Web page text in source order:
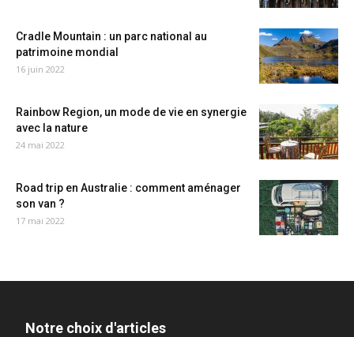
Cradle Mountain : un parc national au
patrimoine mondial
16 juin 2022
Rainbow Region, un mode de vie en synergie
avec la nature
24 mai 2022
Road trip en Australie : comment aménager
son van ?
17 mai 2022
Notre choix d'articles